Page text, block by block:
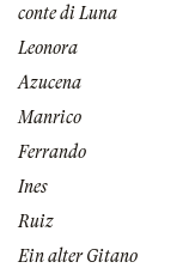
conte di Luna
Leonora
Azucena
Manrico
Ferrando
Ines
Ruiz
Ein alter Gitano